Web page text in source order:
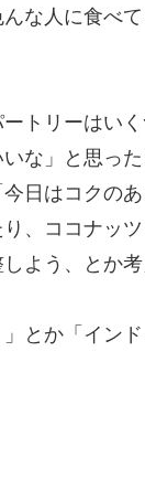
な人に食べ
トリーはい
な」と思っ
日はコクの
、ココナッ
よう、とか考
とか「イン